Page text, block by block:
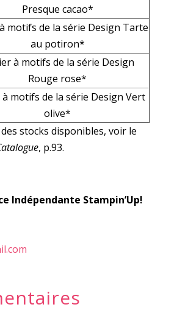
Presque cacao*
motifs de la série Design Tarte
au potiron*
à motifs de la série Design
Rouge rose*
à motifs de la série Design Vert
olive*
stocks disponibles, voir le
, p.93.
Indépendante Stampin’Up!